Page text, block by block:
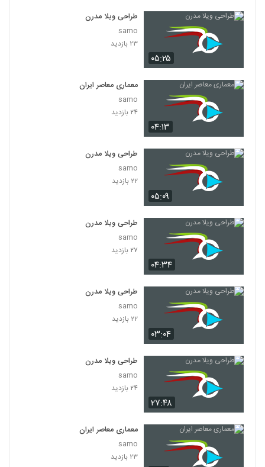
۰۵:۲۵
طراحی ویلا مدرن
samo
۲۳ بازدید
۰۴:۱۳
معماری معاصر ایران
samo
۲۴ بازدید
۰۵:۰۹
طراحی ویلا مدرن
samo
۲۲ بازدید
۰۴:۳۴
طراحی ویلا مدرن
samo
۲۷ بازدید
۰۳:۰۴
طراحی ویلا مدرن
samo
۲۲ بازدید
۲۷:۴۸
طراحی ویلا مدرن
samo
۲۴ بازدید
معماری معاصر ایران
samo
۲۳ بازدید